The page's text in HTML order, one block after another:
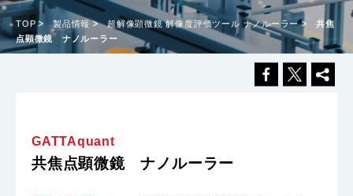
TOP 製品情報 超解像顕微鏡 解像度評価ツール ナノルーラー
共焦
点顕微鏡 ナノルーラー
GATTAquant
共焦点顕微鏡 ナノルーラー